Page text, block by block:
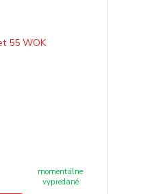
momentálne
vypredané